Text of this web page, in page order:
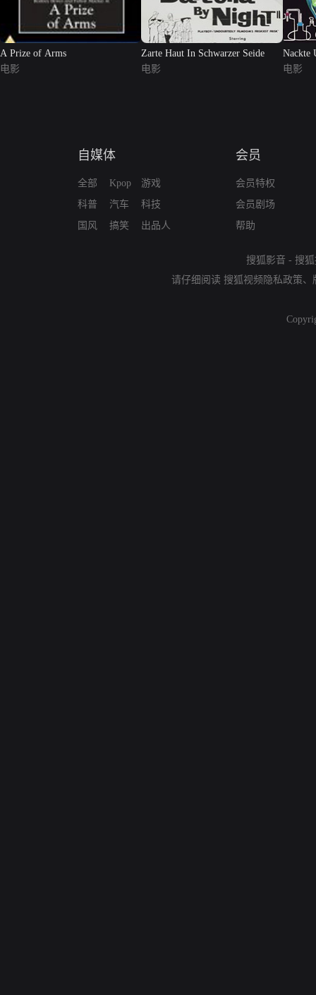
A Prize of Arms
电影
Zarte Haut In Schwarzer Seide
电影
Nackte
电影
自媒体
全部
科普
国风
Kpop
汽车
搞笑
游戏
科技
出品人
会员
会员特权
会员剧场
帮助
搜狐影音 - 搜
请仔细阅读 搜狐视频隐私政策、